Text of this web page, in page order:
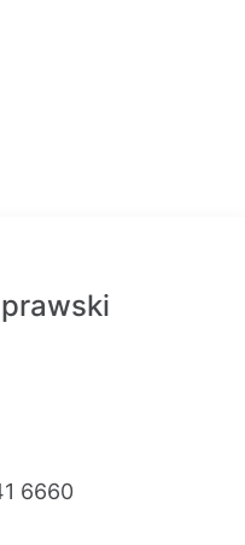
Poland
6660